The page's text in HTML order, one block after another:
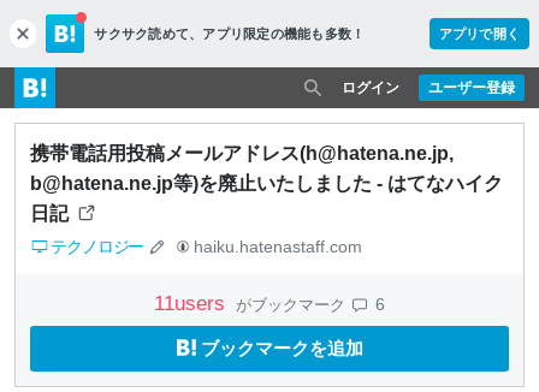
c
l
o
s
e
サクサク読めて、 アプリ限定の機能も多数！ アプリで開く
ユーザー登録
ログイン
携帯電話用投稿メールアドレス(h@hatena.ne.jp,
b@hatena.ne.jp等)を廃止いたしました - はてなハイク
日記
テクノロジー haiku.hatenastaff.com
11users がブックマーク 6
ブックマークを追加